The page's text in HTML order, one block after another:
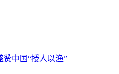
中国“授人以渔”